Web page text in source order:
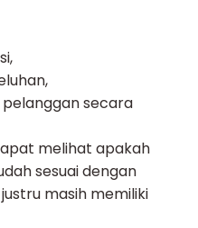
secara
melihat apakah
sesuai dengan
masih memiliki